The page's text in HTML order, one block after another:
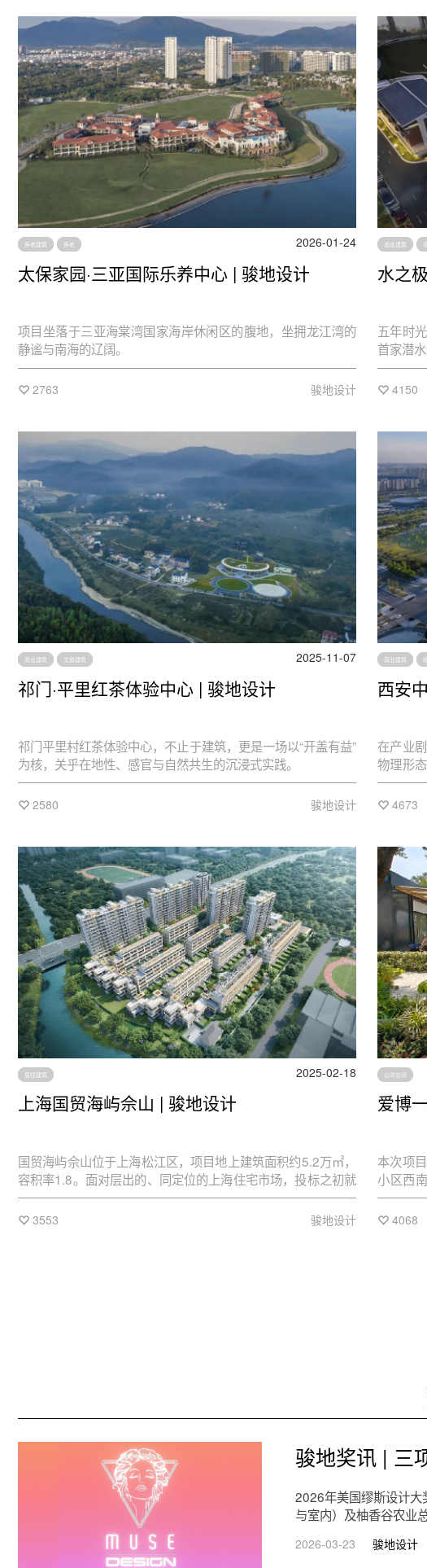
养老建筑 养老 2026-01-24
太保家园·三亚国际乐养中心 | 骏地设计
项目坐落于三亚海棠湾国家海岸休闲区的腹地，坐拥龙江湾的
静谧与南海的辽阔。
2763 骏地设计
酒店建筑
水之
五年时
首家潜
4150
商业建筑 文旅建筑 2025-11-07
祁门·平里红茶体验中心 | 骏地设计
祁门平里村红茶体验中心，不止于建筑，更是一场以“开盖有益”
为核，关乎在地性、感官与自然共生的沉浸式实践。
2580 骏地设计
商业建筑
西安
在产业
物理形
神的深
4673
居住建筑 2025-02-18
上海国贸海屿佘山 | 骏地设计
国贸海屿佘山位于上海松江区，项目地上建筑面积约5.2万㎡，
容积率1.8。面对层出的、同定位的上海住宅市场，投标之初就
希望从根本上改变地产粗放式“流水线造房”，从模式底层寻求更
符合美好生活想象的路径，迭代居住空间的新范本。
3553 骏地设计
公共空间
爱博
本次项
小区西
益严重
得尤为
4068
骏地奖讯 | 三
2026年美国缪斯设计大
与室内）及柚香谷农业
2026-03-23 骏地设计